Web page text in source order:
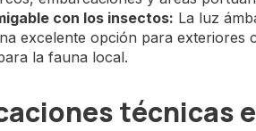
con los insectos: La luz
excelente opción para exteriores
la fauna local.
técnicas